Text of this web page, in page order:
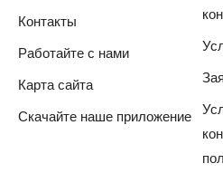
Контакты
Работайте с нами
Карта сайта
Скачайте наше приложение